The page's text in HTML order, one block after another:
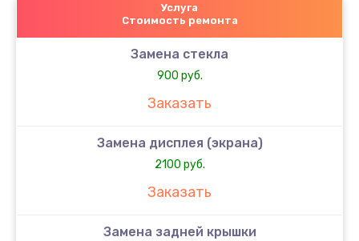
Услуга
Стоимость ремонта
Замена стекла
900 руб.
Заказать
Замена дисплея (экрана)
2100 руб.
Заказать
Замена задней крышки